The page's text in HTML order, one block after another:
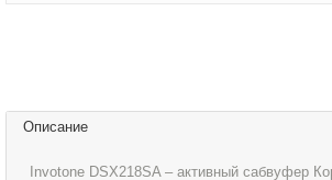
Описание
Invotone DSX218SA – активный сабвуфер